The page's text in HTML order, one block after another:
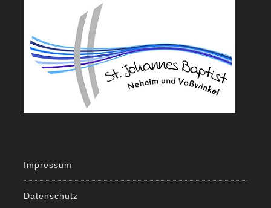
Impressum
Datenschutz